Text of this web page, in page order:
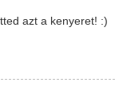
azt a kenyeret! :)